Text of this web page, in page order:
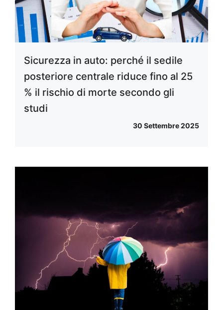
Sicurezza in auto: perché il sedile
posteriore centrale riduce fino al 25
% il rischio di morte secondo gli
studi
30 Settembre 2025